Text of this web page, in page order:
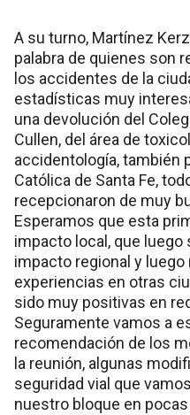
A su turno, Martínez
palabra de quienes son
los accidentes de la
estadísticas muy
una devolución del
Cullen, del área de
accidentología, también
Católica de Santa Fe,
recepcionaron de muy
Esperamos que esta
impacto local, que
impacto regional y luego
experiencias en otras
sido muy positivas en
Seguramente vamos a
recomendación de los
la reunión, algunas
seguridad vial que
nuestro bloque en pocas